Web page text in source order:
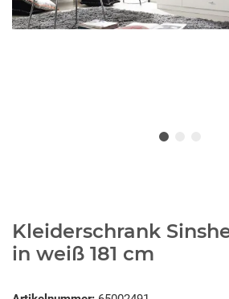
Kleiderschrank
in weiß 181 cm